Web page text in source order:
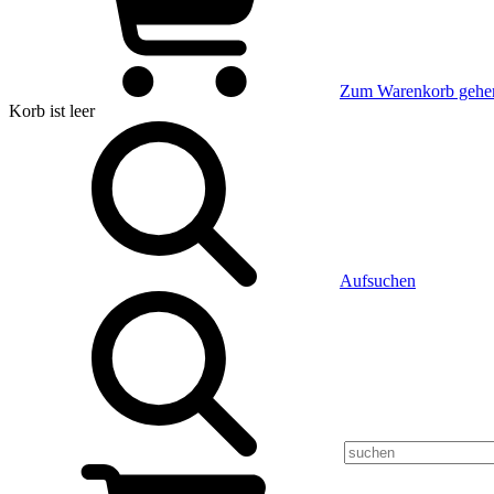
Zum Warenkorb
Korb ist leer
Aufsuchen